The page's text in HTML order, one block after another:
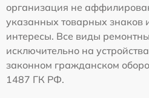
организация не
указанных товарных знаков
интересы. Все виды
исключительно на
законном гражданском
1487 ГК РФ.